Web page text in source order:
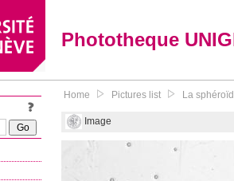
Phototheque
Home Pictures list La
Image